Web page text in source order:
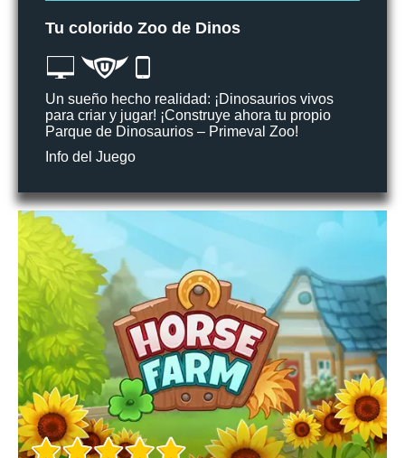
Tu colorido Zoo de Dinos
Un sueño hecho realidad: ¡Dinosaurios vivos
para criar y jugar! ¡Construye ahora tu propio
Parque de Dinosaurios – Primeval Zoo!
Info del Juego